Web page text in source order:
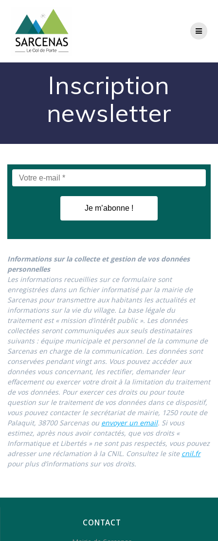
Inscription
newsletter
Informations sur la collecte et gestion de vos données
personnelles
Les informations recueillies sur ce formulaire sont
enregistrées dans un fichier informatisé par la mairie de
Sarcenas pour transmettre aux habitants les actualités et
informations sur la vie du village. La base légale du
traitement est « mission d’intérêt public ». Les données
collectées seront communiquées aux seuls destinataires
suivants : équipe municipale et personnel de la commune de
Sarcenas en charge de la communication. Les données sont
conservées pendant vingt ans. Vous pouvez accéder aux
données vous concernant, les rectifier, demander leur
effacement ou exercer votre droit à la limitation du traitement
de vos données. Pour exercer ces droits ou pour toute
question sur le traitement de vos données dans ce dispositif,
vous pouvez contacter le secrétariat de mairie, 1250 route de
Palaquit, 38700 Sarcenas ou envoyer un email. Si vous
estimez, après nous avoir contactés, que vos droits «
Informatique et Libertés » ne sont pas respectés, vous pouvez
adresser une réclamation à la CNIL. Consultez le site cnil.fr
pour plus d’informations sur vos droits.
CONTACT